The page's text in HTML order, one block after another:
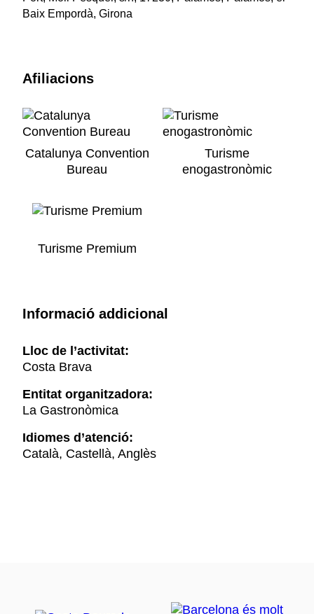
Baix Empordà, Girona
Afiliacions
Catalunya Convention
Bureau
Turisme
enogastronòmic
Turisme Premium
Informació addicional
Lloc de l’activitat:
Costa Brava
Entitat organitzadora:
La Gastronòmica
Idiomes d’atenció:
Català, Castellà, Anglès